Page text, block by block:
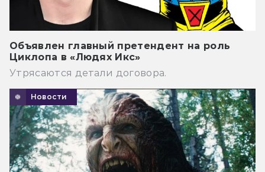
Объявлен главный претендент на роль
Циклопа в «Людях Икс»
Утрясаются детали договора.
Новости